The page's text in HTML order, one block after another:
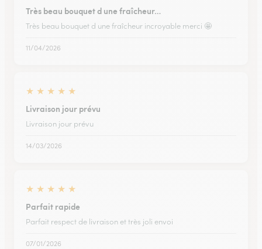
Très beau bouquet d une fraîcheur…
Très beau bouquet d une fraîcheur incroyable merci 🤩
11/04/2026
★ ★ ★ ★ ★
Livraison jour prévu
Livraison jour prévu
14/03/2026
★ ★ ★ ★ ★
Parfait rapide
Parfait respect de livraison et très joli envoi
07/01/2026